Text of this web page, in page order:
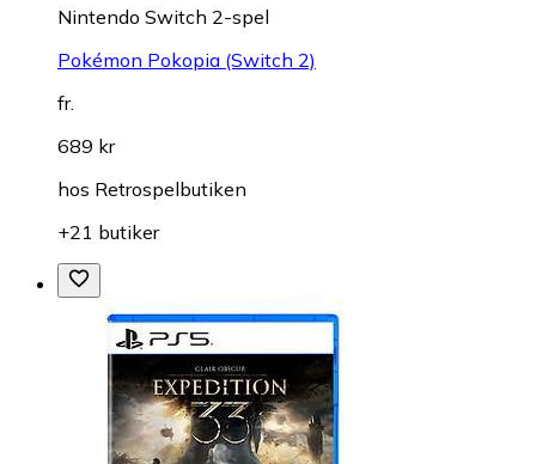
Nintendo Switch 2-spel
Pokémon Pokopia (Switch 2)
fr.
689 kr
hos Retrospelbutiken
+21 butiker